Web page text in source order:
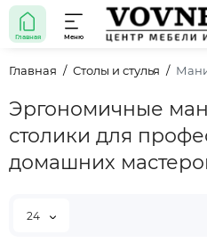
Главная Меню
Главная Столы и стулья
Эргономичные
столики для
домашних
24